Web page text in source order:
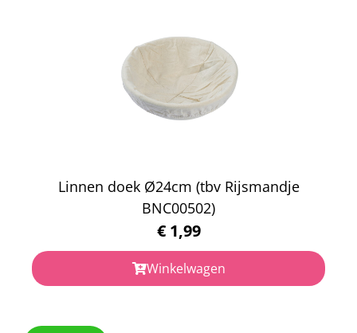
Linnen doek Ø24cm (tbv Rijsmandje
BNC00502)
€1,99
Winkelwagen